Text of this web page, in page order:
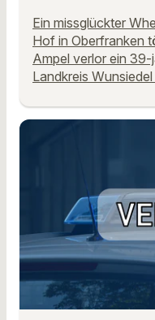
Ein missglückter
Hof in Oberfranken
Ampel verlor ein
Landkreis